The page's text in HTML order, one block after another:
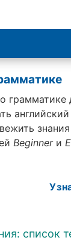
грамматике
Beginnerи
список